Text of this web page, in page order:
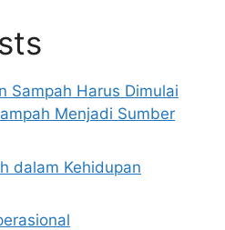
Sampah Harus Dimulai
Menjadi Sumber
dalam Kehidupan